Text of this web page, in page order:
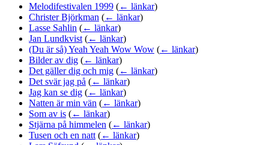
Melodifestivalen 1999 (← länkar)
Christer Björkman (← länkar)
Lasse Sahlin (← länkar)
Jan Lundkvist (← länkar)
(Du är så) Yeah Yeah Wow Wow (← länkar)
Bilder av dig (← länkar)
Det gäller dig och mig (← länkar)
Det svär jag på (← länkar)
Jag kan se dig (← länkar)
Natten är min vän (← länkar)
Som av is (← länkar)
Stjärna på himmelen (← länkar)
Tusen och en natt (← länkar)